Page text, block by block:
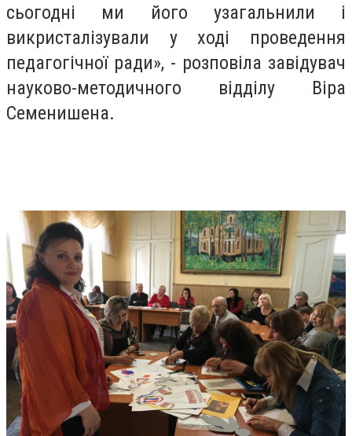
сьогодні ми його узагальнили і
викристалізували у ході проведення
педагогічної ради», - розповіла завідувач
науково-методичного відділу Віра
Семенишена.